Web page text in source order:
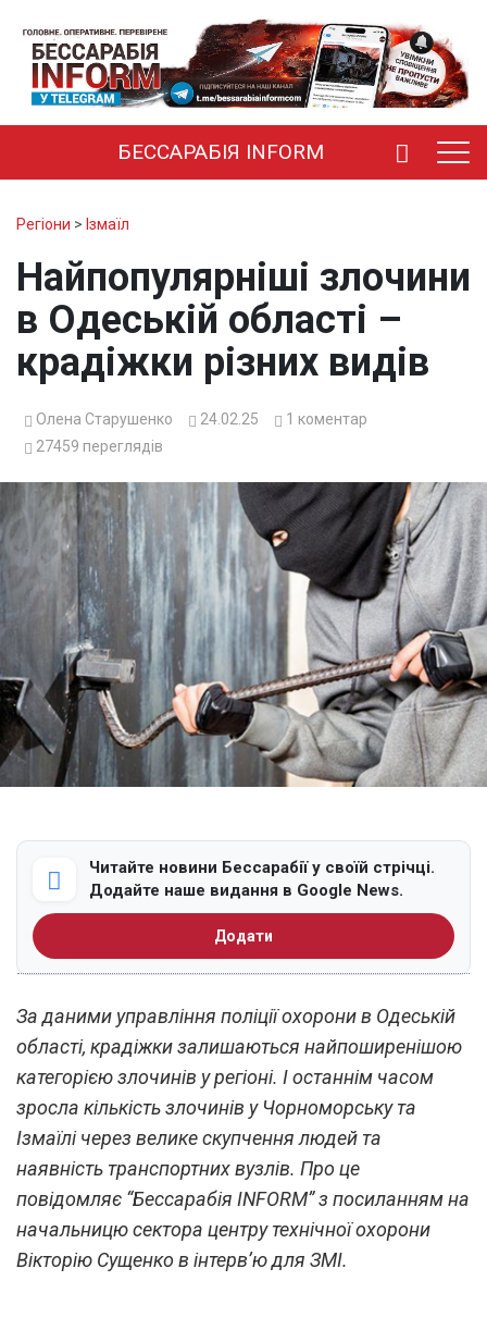
БЕССАРАБІЯ INFORM
Регіони > Ізмаїл
Найпопулярніші злочини
в Одеській області –
крадіжки різних видів
Олена Старушенко 24.02.25 1 коментар
27459 переглядів
Читайте новини Бессарабії у своїй стрічці.
Додайте наше видання в Google News.
Додати
За даними управління поліції охорони в Одеській
області, крадіжки залишаються найпоширенішою
категорією злочинів у регіоні. І останнім часом
зросла кількість злочинів у Чорноморську та
Ізмаїлі через велике скупчення людей та
наявність транспортних вузлів. Про це
повідомляє “Бессарабія INFORM” з посиланням на
начальницю сектора центру технічної охорони
Вікторію Сущенко в інтерв’ю для ЗМІ.